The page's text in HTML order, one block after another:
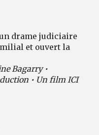
drame judiciaire
et ouvert la
Bagarry •
• Un film ICI